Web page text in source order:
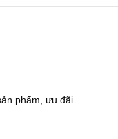
phẩm, ưu đãi